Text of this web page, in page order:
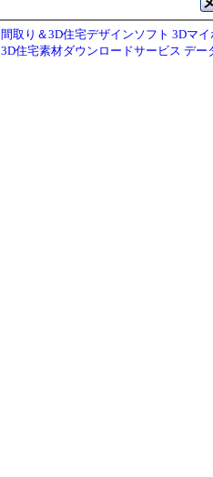
間取り＆3D住宅デザインソフト 3Dマ
3D住宅素材ダウンロードサービス デー